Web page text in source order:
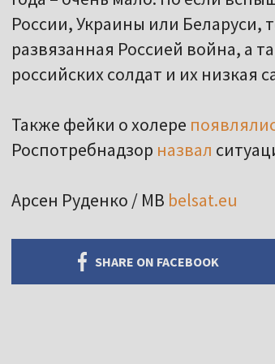
российских солдат и их низкая
Также фейки о холере
Арсен Руденко / МВbelsat.eu
SHARE ON FACEBOOK